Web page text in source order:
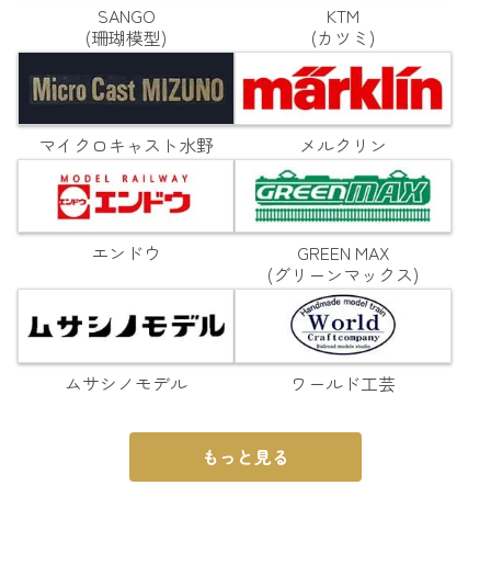
SANGO
(珊瑚模型)
KTM
(カツミ)
マイクロキャスト水野 メルクリン
エンドウ
GREEN MAX
(グリーンマックス)
ムサシノモデル ワールド工芸
もっと見る